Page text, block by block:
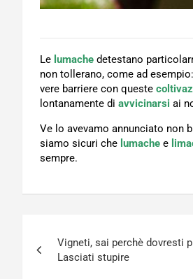
Le lumache detestano
non tollerano, come ad esempio:
vere barriere con queste
lontanamente di avvicinarsi ai
Ve lo avevamo annunciato non
siamo sicuri che lumache e
sempre.
articoli
Vigneti, sai perchè dovresti
Lasciati stupire